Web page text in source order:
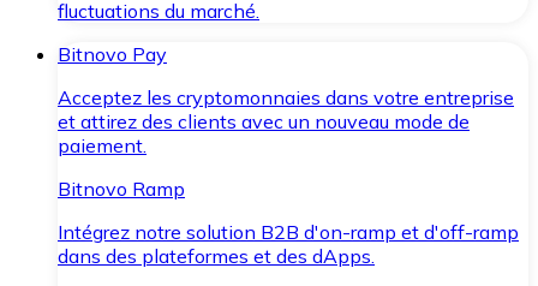
fluctuations du marché.
Bitnovo Pay
Acceptez les cryptomonnaies dans votre entreprise
et attirez des clients avec un nouveau mode de
paiement.
Bitnovo Ramp
Intégrez notre solution B2B d'on-ramp et d'off-ramp
dans des plateformes et des dApps.